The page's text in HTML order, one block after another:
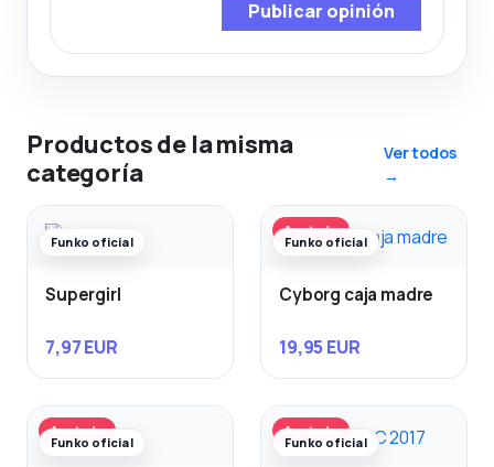
Publicar opinión
Productos de la misma
categoría
Ver todos
→
Funko oficial
Supergirl
7,97 EUR
Agotado
Funko oficial
Cyborg caja madre
19,95 EUR
Agotado
Funko oficial
Agotado
Funko oficial